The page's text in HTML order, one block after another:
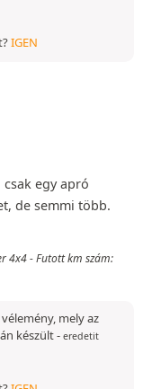
IGEN
egy apró
de semmi több.
4x4 - Futott km szám:
mely az
készült- eredetit